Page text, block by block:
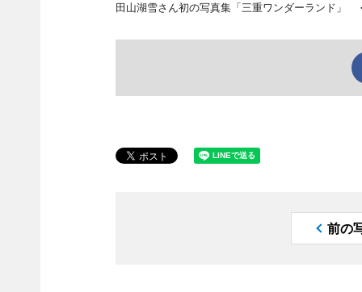
田山湖雪さん初の写真集「三重ワンダーランド」
前の